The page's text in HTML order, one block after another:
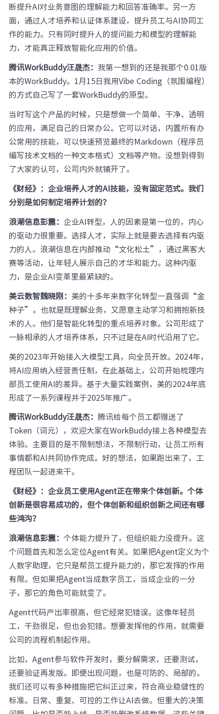
断提升AI对业务意图的理解能力和回答准确率。另一方
面，通过人才培养和认证体系建设，提升员工与AI协同工
作的能力。只有同时提升人的提问能力和模型的理解能
力，才能真正释放智能化应用的价值。
腾讯WorkBuddy汪晟杰： 我第一想到的还是我那个0.01版
本的WorkBuddy。1月15日我用Vibe Coding（氛围编程）
的方式自己写了一套WorkBuddy的原型。
当时写这个产品的时候，只是想做一个简单、干净、透明
的应用，满足自己的日常办公。它可以对话，内置所有办
公常用的技能，可以快速预览最终的Markdown（程序员
编写技术文档的一种文本格式）文档等产物。没想到得到
了大家的认可，公司内外就铺开了。
《财经》：企业培养人才的AI技能，没有固定范式。我们
分别是如何制定培养计划的？
浪潮信息彭震： 企业AI转型，人的因素是第一位的，内心
的驱动力很重要。选择人才，实际上就是要去选择有内驱
力的人。浪潮信息在内部推动“文化松土”，通过黑客大
赛等活动，让年轻人展示自己的才华和能力。这种内驱
力，是企业AI变革里最紧缺的。
美云数智魏晓刚： 美的十多年来数字化转型一直强调“金
种子”。也就是既理解业务，又愿意主动学习和拥抱新技
术的人。他们是智能化转型的重点培养对象。公司形成了
一脉相承的人才培养体系，只不过是在AI时代沿用了它。
美的2023年开始接入大模型工具，向全员开放。2024年，
将AI应用纳入经营责任制，在此基础上，公司开始梳理内
部员工使用AI的差异。基于大量实践案例，美的2024年底
形成了一系列课程并于2025年推广。
腾讯WorkBuddy汪晟杰： 腾讯给每个员工都赠送了
Token（词元），欢迎大家在WorkBuddy接上各种模型去
体验。主要目的是不限制想法，不限制行动，让员工所有
事情都和AI共同协作完成。好的想法，如果跑出来了，工
程团队一起进来干。
《财经》：企业员工使用Agent正在带来个体创新。个体
创新是很容易成功的，但个体创新和组织创新之间还有哪
些鸿沟？
浪潮信息彭震： 个体能力提升了，但组织能力没提升。这
个问题首先和怎么定位Agent有关。如果把Agent定义为个
人数字助理，它只是帮员工提升能力的，那它发挥的作用
有限。但如果把Agent当成数字员工，当成企业的一分
子，那它的角色可能就变了。
Agent代码产出率很高，但它经常犯错误。这像年轻员
工，干劲很足，但也会犯错。想要发挥他的作用，就需要
公司的流程机制起作用。
比如，Agent参与软件开发时，要分解需求，还要测试，
还要验证再发版。即便出现问题，也是可防的、局部的。
我们还可以有多种措施把它纠正过来，符合商业稳健性的
标准。日常、重复、可控的工作让AI去做。但重大的决策